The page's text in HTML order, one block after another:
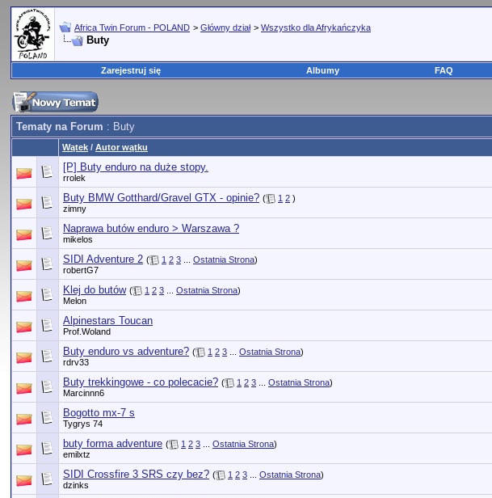
Africa Twin Forum - POLAND > Główny dział > Wszystko dla Afrykańczyka
Buty
Zarejestruj się Albumy FAQ
Tematy na Forum : Buty
Wątek / Autor wątku
[P] Buty enduro na duże stopy.
rrolek
Buty BMW Gotthard/Gravel GTX - opinie? ( 1 2 )
zimny
Naprawa butów enduro > Warszawa ?
mikelos
SIDI Adventure 2 ( 1 2 3 Ostatnia Strona)
robertG7
Klej do butów ( 1 2 3 Ostatnia Strona)
Melon
Alpinestars Toucan
Prof.Woland
Buty enduro vs adventure? ( 1 2 3 Ostatnia Strona)
rdrv33
Buty trekkingowe - co polecacie? ( 1 2 3 Ostatnia Strona)
Marcinnn6
Bogotto mx-7 s
Tygrys 74
buty forma adventure ( 1 2 3 Ostatnia Strona)
emilxtz
SIDI Crossfire 3 SRS czy bez? ( 1 2 3 Ostatnia Strona)
dzinks